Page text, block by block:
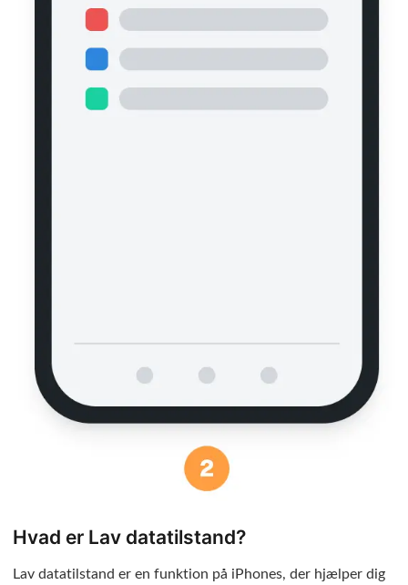
Hvad er Lav datatilstand?
Lav datatilstand er en funktion på iPhones, der hjælper dig